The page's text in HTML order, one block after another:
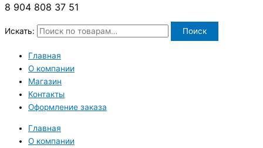
8 904 808 37 51
Искать: Поиск
Главная
О компании
Магазин
Контакты
Оформление заказа
Главная
О компании